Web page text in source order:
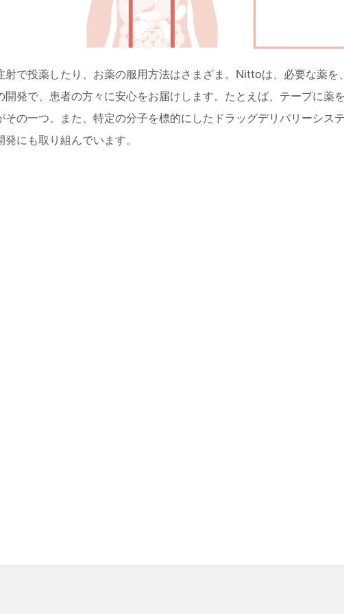
射で投薬したり、お薬の服用方法はさまざま。Nittoは、必要な薬
開発で、患者の方々に安心をお届けします。たとえば、テープに薬
その一つ。また、特定の分子を標的にしたドラッグデリバリーシス
にも取り組んでいます。